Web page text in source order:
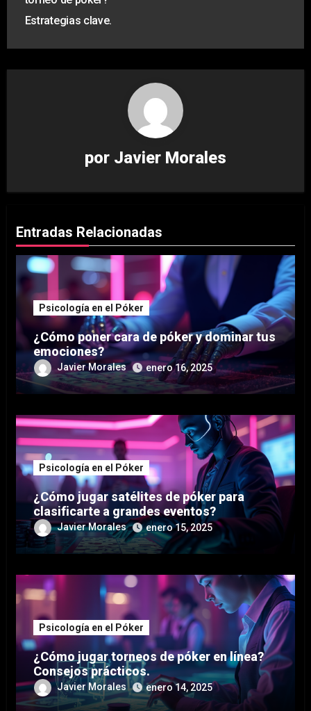
Estrategias clave.
por Javier Morales
Entradas Relacionadas
Psicología en el Póker
¿Cómo poner cara de póker y dominar tus
emociones?
Javier Morales enero 16, 2025
Psicología en el Póker
¿Cómo jugar satélites de póker para
clasificarte a grandes eventos?
Javier Morales enero 15, 2025
Psicología en el Póker
¿Cómo jugar torneos de póker en línea?
Consejos prácticos.
Javier Morales enero 14, 2025